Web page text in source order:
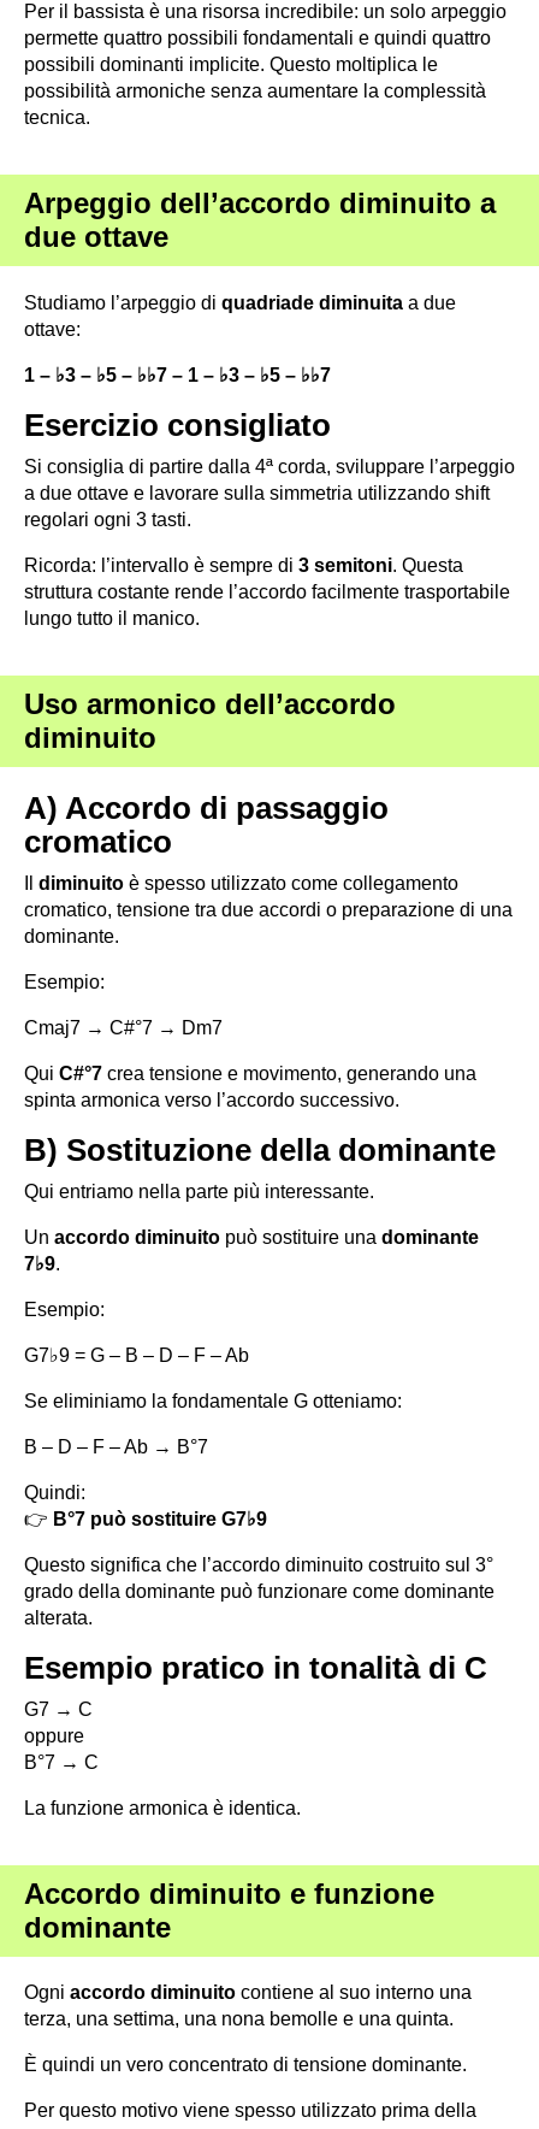
Per il bassista è una risorsa incredibile: un solo arpeggio
permette quattro possibili fondamentali e quindi quattro
possibili dominanti implicite. Questo moltiplica le
possibilità armoniche senza aumentare la complessità
tecnica.
Arpeggio dell’accordo diminuito a
due ottave
Studiamo l’arpeggio di quadriade diminuita a due
ottave:
1 – ♭3 – ♭5 – ♭♭7 – 1 – ♭3 – ♭5 – ♭♭7
Esercizio consigliato
Si consiglia di partire dalla 4ª corda, sviluppare l’arpeggio
a due ottave e lavorare sulla simmetria utilizzando shift
regolari ogni 3 tasti.
Ricorda: l’intervallo è sempre di 3 semitoni. Questa
struttura costante rende l’accordo facilmente trasportabile
lungo tutto il manico.
Uso armonico dell’accordo
diminuito
A) Accordo di passaggio
cromatico
diminuito è spesso utilizzato come collegamento
cromatico, tensione tra due accordi o preparazione di una
dominante.
Esempio:
Cmaj7 → C#°7 → Dm7
Qui C#°7 crea tensione e movimento, generando una
spinta armonica verso l’accordo successivo.
B) Sostituzione della dominante
Qui entriamo nella parte più interessante.
Un accordo diminuito può sostituire una dominante
7♭9.
Esempio:
G7♭9 = G – B – D – F – Ab
Se eliminiamo la fondamentale G otteniamo:
B – D – F – Ab → B°7
Quindi:
👉 B°7 può sostituire G7♭9
Questo significa che l’accordo diminuito costruito sul 3°
grado della dominante può funzionare come dominante
alterata.
Esempio pratico in tonalità di C
G7 → C
oppure
B°7 → C
La funzione armonica è identica.
Accordo diminuito e funzione
dominante
Ogni accordo diminuito contiene al suo interno una
terza, una settima, una nona bemolle e una quinta.
È quindi un vero concentrato di tensione dominante.
Per questo motivo viene spesso utilizzato prima della